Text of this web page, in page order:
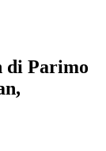
di Parimo